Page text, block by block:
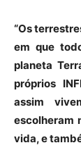
“Os
em que
planeta
próprios
assim
escolheram
vida, e